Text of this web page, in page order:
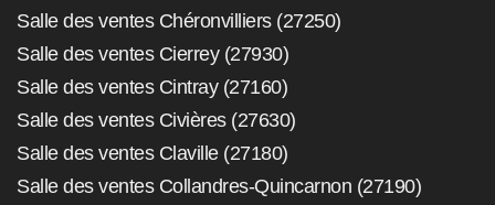
Salle des ventes Chéronvilliers (27250)
Salle des ventes Cierrey (27930)
Salle des ventes Cintray (27160)
Salle des ventes Civières (27630)
Salle des ventes Claville (27180)
Salle des ventes Collandres-Quincarnon (27190)